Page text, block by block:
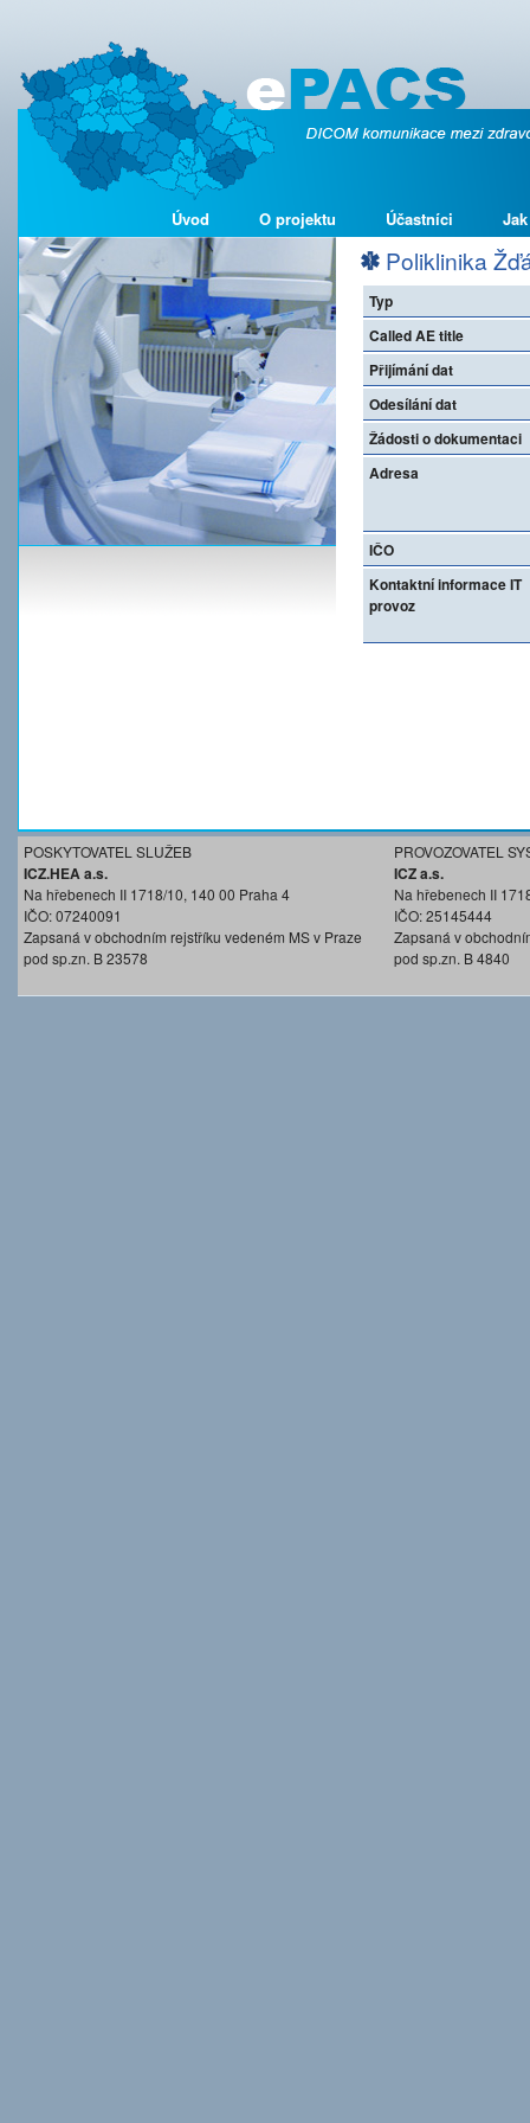
Úvod O projektu Účastníci
Poliklinika
Typ
Called AE title
Přijímání dat
Odesílání dat
Žádosti o dokumentaci
Adresa
IČO
Kontaktní informace IT
provoz
POSKYTOVATEL SLUŽEB
ICZ.HEA a.s.
Na hřebenech II 1718/10, 140 00 Praha 4
IČO: 07240091
Zapsaná v obchodním rejstříku vedeném MS v Praze
pod sp.zn. B 23578
PROVOZOVATEL
ICZ a.s.
Na hřebenech II
IČO: 25145444
Zapsaná v
pod sp.zn. B 4840